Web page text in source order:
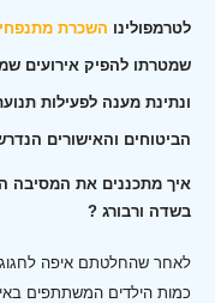
לטרמפולינו השכרת
שמטרתו להפיק אירועים
ונתינת מענה לפעילות
הביטוחים והאישורים
איך מתכננים את המסיבה
בשדה ורבורג ?
לאחר שהחלטתם איפה
כמות הילדים המשתתפים